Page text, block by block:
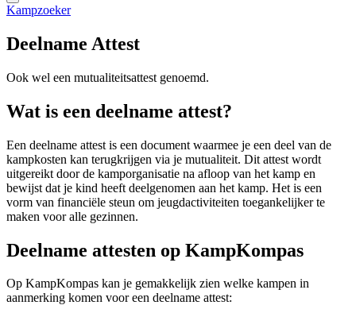
Kampzoeker
Deelname Attest
Ook wel een mutualiteitsattest genoemd.
Wat is een deelname attest?
Een deelname attest is een document waarmee je een deel van de
kampkosten kan terugkrijgen via je mutualiteit. Dit attest wordt
uitgereikt door de kamporganisatie na afloop van het kamp en
bewijst dat je kind heeft deelgenomen aan het kamp. Het is een
vorm van financiële steun om jeugdactiviteiten toegankelijker te
maken voor alle gezinnen.
Deelname attesten op KampKompas
Op KampKompas kan je gemakkelijk zien welke kampen in
aanmerking komen voor een deelname attest: